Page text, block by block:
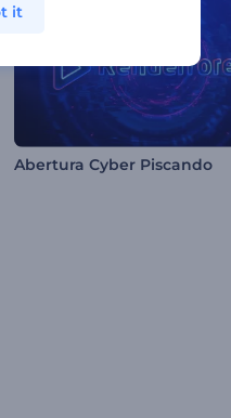
Abertura Cyber Piscando
it